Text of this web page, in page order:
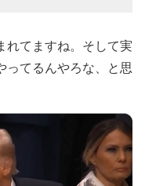
てますね。そして実
ってるんやろな、と思